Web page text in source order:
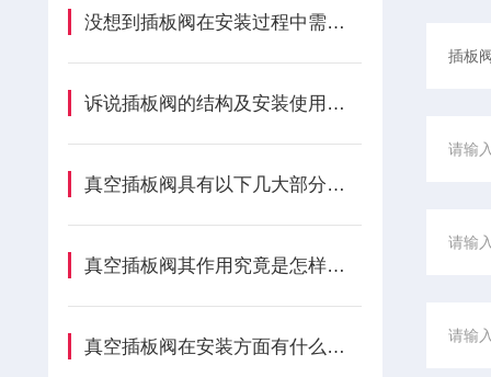
没想到插板阀在安装过程中需要注意的事项还是很多的！
诉说插板阀的结构及安装使用说明
真空插板阀具有以下几大部分组成
真空插板阀其作用究竟是怎样的呢？
真空插板阀在安装方面有什么技巧呢？